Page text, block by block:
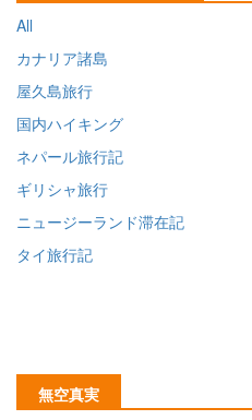
All
カナリア諸島
屋久島旅行
国内ハイキング
ネパール旅行記
ギリシャ旅行
ニュージーランド滞在記
タイ旅行記
無空真実